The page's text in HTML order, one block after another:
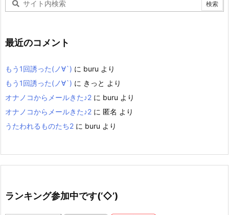
最近のコメント
もう1回誘った(ノ∀`) に buru より
もう1回誘った(ノ∀`) に きっと より
オナノコからメールきた♪2 に buru より
オナノコからメールきた♪2 に 匿名 より
うたわれるものたち2 に buru より
ランキング参加中です(‘◇’)ゞ